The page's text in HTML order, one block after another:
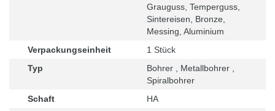
Grauguss, Temperguss,
Sintereisen, Bronze,
Messing, Aluminium
Verpackungseinheit
1 Stück
Typ
Bohrer , Metallbohrer ,
Spiralbohrer
Schaft
HA